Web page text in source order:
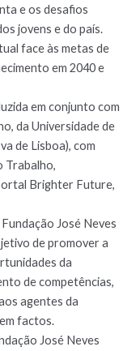
e os desafios
jovens e do país.
face às metas de
em 2040 e
em conjunto com
da Universidade de
de Lisboa), com
Trabalho,
Brighter Future,
José Neves
de promover a
da
de competências,
agentes da
factos.
José Neves